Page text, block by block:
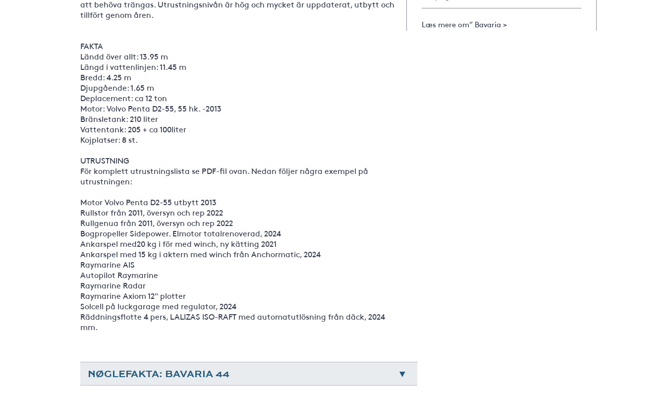
att behöva trängas. Utrustningsnivån är hög och mycket är uppdaterat, utbytt och
tillfört genom åren.
FAKTA
Ländd över allt: 13.95 m
Längd i vattenlinjen: 11.45 m
Bredd: 4.25 m
Djupgående: 1.65 m
Deplacement: ca 12 ton
Motor: Volvo Penta D2-55, 55 hk. -2013
Bränsletank: 210 liter
Vattentank: 205 + ca 100liter
Kojplatser: 8 st.
UTRUSTNING
För komplett utrustningslista se PDF-fil ovan. Nedan följer några exempel på
utrustningen:
Motor Volvo Penta D2-55 utbytt 2013
Rullstor från 2011, översyn och rep 2022
Rullgenua från 2011, översyn och rep 2022
Bogpropeller Sidepower. Elmotor totalrenoverad, 2024
Ankarspel med20 kg i för med winch, ny kätting 2021
Ankarspel med 15 kg i aktern med winch från Anchormatic, 2024
Raymarine AIS
Autopilot Raymarine
Raymarine Radar
Raymarine Axiom 12" plotter
Solcell på luckgarage med regulator, 2024
Räddningsflotte 4 pers, LALIZAS ISO-RAFT med automatutlösning från däck, 2024
mm.
NØGLEFAKTA: BAVARIA 44
Læs mere om” Bavaria >